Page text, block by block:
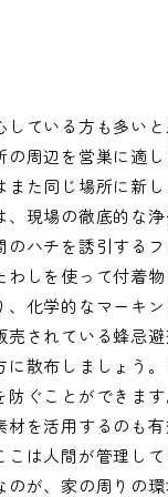
ている方も多い
周辺を営巣に適
た同じ場所に新
現場の徹底的な
ハチを誘引する
しを使って付着
化学的なマーキ
されている蜂忌
散布しましょう
ぐことができま
を活用するのも
は人間が管理し
が、家の周りの